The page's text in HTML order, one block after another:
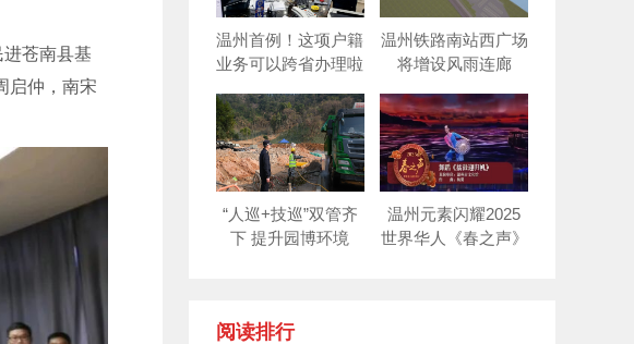
苍南县基
启仲，南宋
温州首例！这项户籍
业务可以跨省办理啦
温州铁路南站西广场
将增设风雨连廊
“人巡+技巡”双管齐
下 提升园博环境
温州元素闪耀2025
世界华人《春之声》
阅读排行